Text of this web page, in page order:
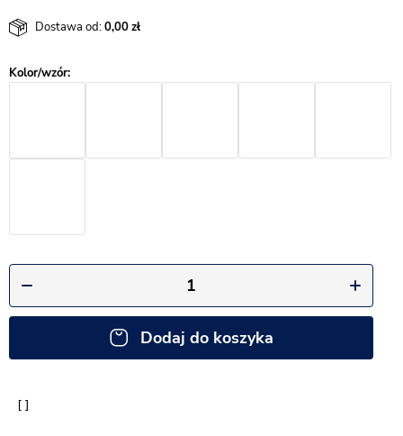
Dostawa od:0,00
Dodaj do koszyka